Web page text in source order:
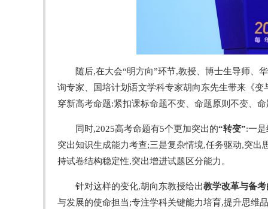
随后,在大会“明方向”环节,教授、博士生导师、
询专家、国培计划语文学科专家胡向东先生带来《
穿新高考命题:紧扣课标命题不变、命题原则不变、
同时,2025高考命题有5个更加突出的“转变”:一
突出知识生成能力考查;三是复杂情境,任务驱动,突
持试卷结构稳定性,突出增进试题区分能力。
针对这样的变化,胡向东教授给出教学改革与备考
与发展的使命担当;专注学科关键能力培育,提升思维